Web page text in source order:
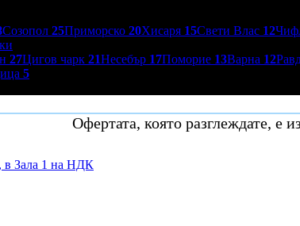
Созопол 25Приморско 20Хисаря 15Свети Влас 12
27Цигов чарк 21Несебър 17Поморие 13Варна 12
5
Офертата, която разглеждате, е
в Зала 1 на НДК